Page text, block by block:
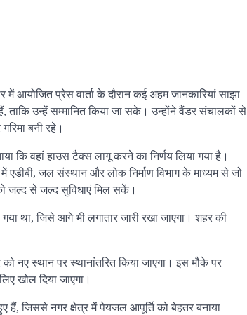
में आयोजित प्रेस वार्ता के दौरान कई अहम जानकारियां साझा
ताकि उन्हें सम्मानित किया जा सके। उन्होंने वैंडर संचालकों से
बनी रहे।
कि वहां हाउस टैक्स लागू करने का निर्णय लिया गया है।
जल संस्थान और लोक निर्माण विभाग के माध्यम से जो
को जल्द से जल्द सुविधाएं मिल सकें।
था, जिसे आगे भी लगातार जारी रखा जाएगा। शहर की
नए स्थान पर स्थानांतरित किया जाएगा। इस मौके पर
खोल दिया जाएगा।
हैं, जिससे नगर क्षेत्र में पेयजल आपूर्ति को बेहतर बनाया